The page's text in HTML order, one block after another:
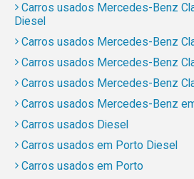
Carros usados Mercedes-Benz
Diesel
Carros usados Mercedes-Benz
Carros usados Mercedes-Benz
Carros usados Mercedes-Benz
Carros usados Mercedes-Benz
Carros usados Diesel
Carros usados em Porto Diesel
Carros usados em Porto